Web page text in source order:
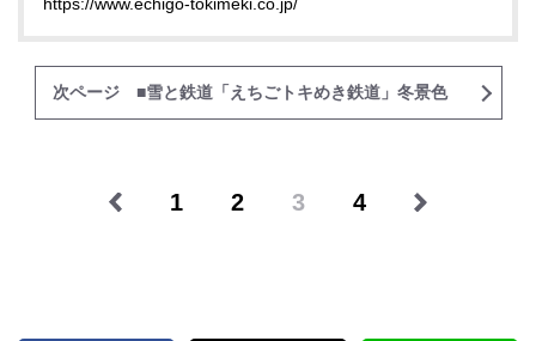
次ページ ■雪と鉄道「えちごトキめき鉄道」冬景色
1 2 3 4